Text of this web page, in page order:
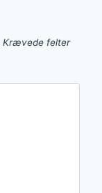
Krævede felter